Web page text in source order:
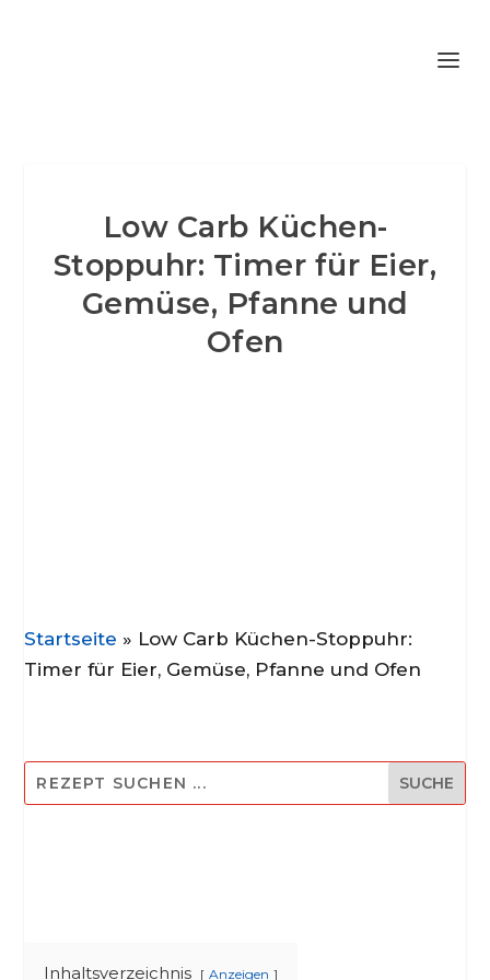
Low Carb Küchen-
Stoppuhr: Timer für Eier,
Gemüse, Pfanne und
Ofen
Startseite » Low Carb Küchen-Stoppuhr:
Timer für Eier, Gemüse, Pfanne und Ofen
Inhaltsverzeichnis Anzeigen